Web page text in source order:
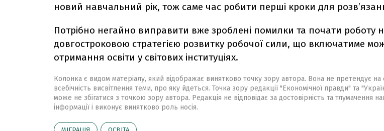
новий навчальний рік, тож саме час робити перші кроки для
Потрібно негайно виправити вже зроблені помилки та почати роботу
довгостроковою стратегією розвитку робочої сили, що включатиме
отримання освіти у світових інституціях.
Колонка є видом матеріалу, який відображає винятково точку зору автора. Вона не претендує на
всебічність висвітлення теми, про яку йдеться. Точка зору редакції "Економічної правди" та
може не збігатися з точкою зору автора. Редакція не відповідає за достовірність та тлумачення
інформації і виконує винятково роль носія.